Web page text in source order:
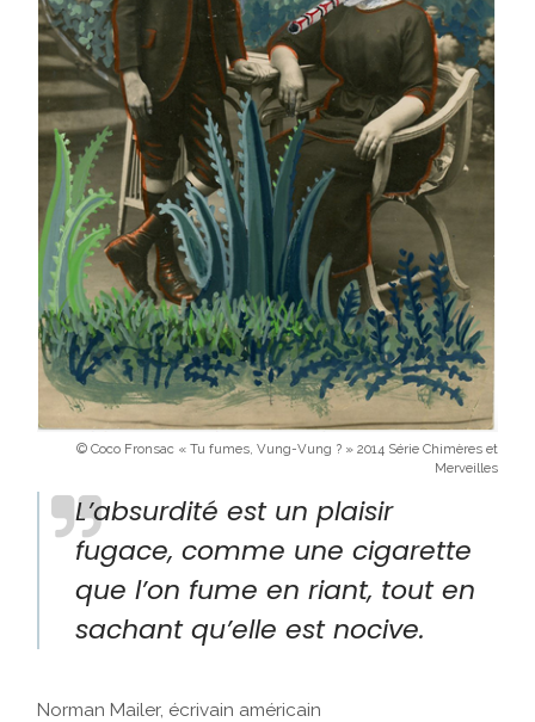
© Coco Fronsac « Tu fumes, Vung-Vung ? » 2014 Série Chimères et
Merveilles
L’absurdité est un plaisir
fugace, comme une cigarette
que l’on fume en riant, tout en
sachant qu’elle est nocive.
Norman Mailer, écrivain américain